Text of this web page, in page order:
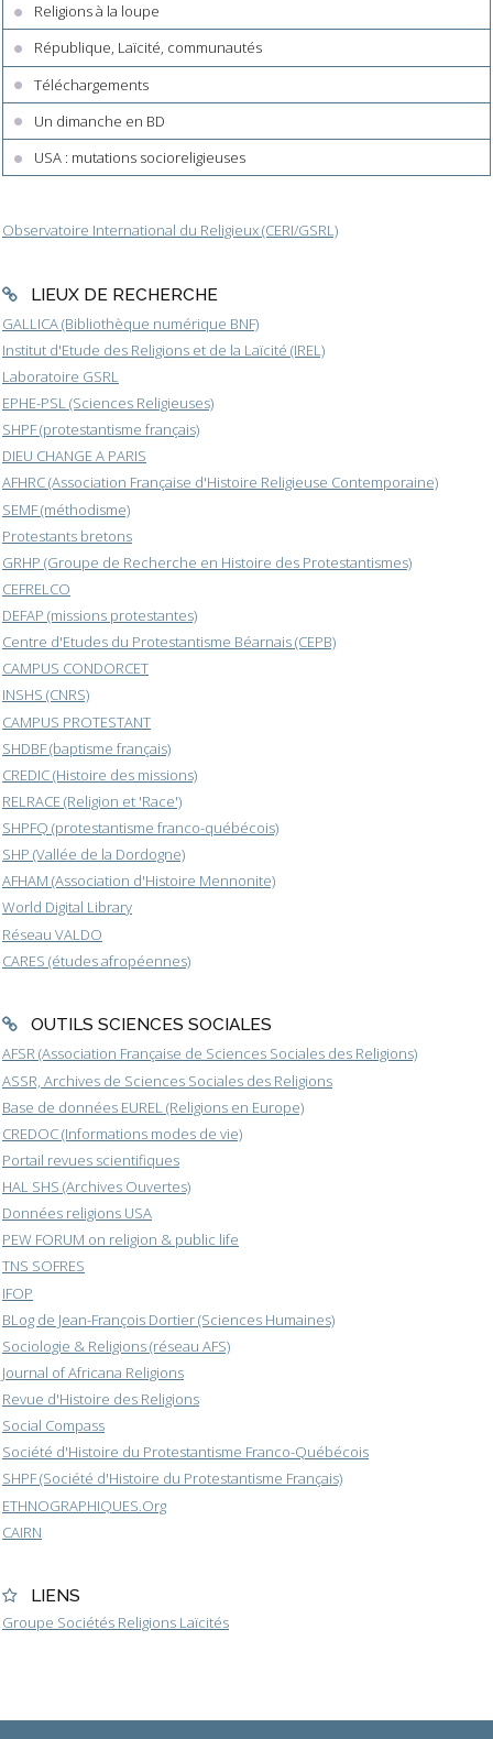
Religions à la loupe
République, Laïcité, communautés
Téléchargements
Un dimanche en BD
USA : mutations socioreligieuses
Observatoire International du Religieux (CERI/GSRL)
LIEUX DE RECHERCHE
GALLICA (Bibliothèque numérique BNF)
Institut d'Etude des Religions et de la Laïcité (IREL)
Laboratoire GSRL
EPHE-PSL (Sciences Religieuses)
SHPF (protestantisme français)
DIEU CHANGE A PARIS
AFHRC (Association Française d'Histoire Religieuse Contemporaine)
SEMF (méthodisme)
Protestants bretons
GRHP (Groupe de Recherche en Histoire des Protestantismes)
CEFRELCO
DEFAP (missions protestantes)
Centre d'Etudes du Protestantisme Béarnais (CEPB)
CAMPUS CONDORCET
INSHS (CNRS)
CAMPUS PROTESTANT
SHDBF (baptisme français)
CREDIC (Histoire des missions)
RELRACE (Religion et 'Race')
SHPFQ (protestantisme franco-québécois)
SHP (Vallée de la Dordogne)
AFHAM (Association d'Histoire Mennonite)
World Digital Library
Réseau VALDO
CARES (études afropéennes)
OUTILS SCIENCES SOCIALES
AFSR (Association Française de Sciences Sociales des Religions)
ASSR, Archives de Sciences Sociales des Religions
Base de données EUREL (Religions en Europe)
CREDOC (Informations modes de vie)
Portail revues scientifiques
HAL SHS (Archives Ouvertes)
Données religions USA
PEW FORUM on religion & public life
TNS SOFRES
IFOP
BLog de Jean-François Dortier (Sciences Humaines)
Sociologie & Religions (réseau AFS)
Journal of Africana Religions
Revue d'Histoire des Religions
Social Compass
Société d'Histoire du Protestantisme Franco-Québécois
SHPF (Société d'Histoire du Protestantisme Français)
ETHNOGRAPHIQUES.Org
CAIRN
LIENS
Groupe Sociétés Religions Laïcités